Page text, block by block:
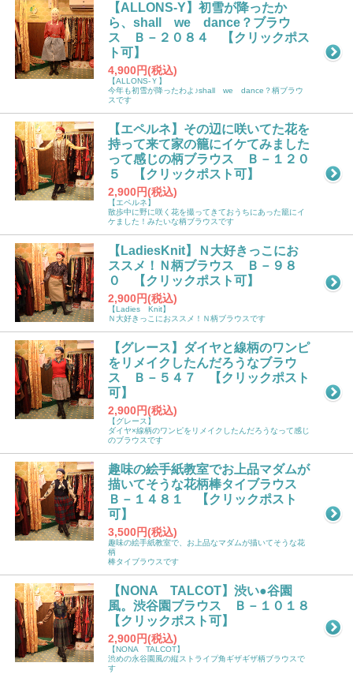
【ALLONS-Y】初雪が降ったか
ら、shall we dance？ブラウ
ス Ｂ－２０８４ 【クリックポス
ト可】
4,900円(税込)
【ALLONS-Ｙ】
今年も初雪が降ったわよ♪shall we dance？柄ブラウ
スです
【エペルネ】その辺に咲いてた花を
持って来て家の籠にイケてみました
って感じの柄ブラウス Ｂ－１２０
５ 【クリックポスト可】
2,900円(税込)
【エペルネ】
散歩中に野に咲く花を撮ってきておうちにあった籠にイ
ケました！みたいな柄ブラウスです
【LadiesKnit】Ｎ大好きっこにお
ススメ！Ｎ柄ブラウス Ｂ－９８
０ 【クリックポスト可】
2,900円(税込)
【Ladies Knit】
Ｎ大好きっこにおススメ！Ｎ柄ブラウスです
【グレース】ダイヤと線柄のワンピ
をリメイクしたんだろうなブラウ
ス Ｂ－５４７ 【クリックポスト
可】
2,900円(税込)
【グレース】
ダイヤ×線柄のワンピをリメイクしたんだろうなって感じ
のブラウスです
趣味の絵手紙教室でお上品マダムが
描いてそうな花柄棒タイブラウス
Ｂ－１４８１ 【クリックポスト
可】
3,500円(税込)
趣味の絵手紙教室で、お上品なマダムが描いてそうな花
柄
棒タイブラウスです
【NONA TALCOT】渋い●谷園
風。渋谷園ブラウス Ｂ－１０１８
【クリックポスト可】
2,900円(税込)
【NONA TALCOT】
渋めの永谷園風の縦ストライプ角ギザギザ柄ブラウスで
す